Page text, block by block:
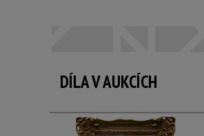
DÍLA V AUKCÍCH